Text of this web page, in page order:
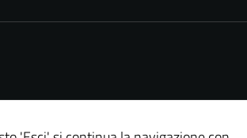
essere